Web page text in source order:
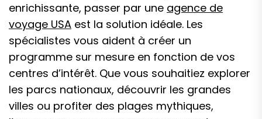
enrichissante, passer par une agence de
voyage USA est la solution idéale. Les
spécialistes vous aident à créer un
programme sur mesure en fonction de vos
centres d’intérêt. Que vous souhaitiez explorer
les parcs nationaux, découvrir les grandes
villes ou profiter des plages mythiques,